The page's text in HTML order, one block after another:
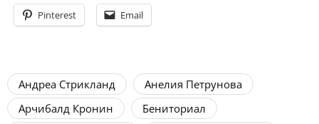
Pinterest Email
Андреа Стрикланд
Анелия Петрунова
Арчибалд Кронин
Бениториал